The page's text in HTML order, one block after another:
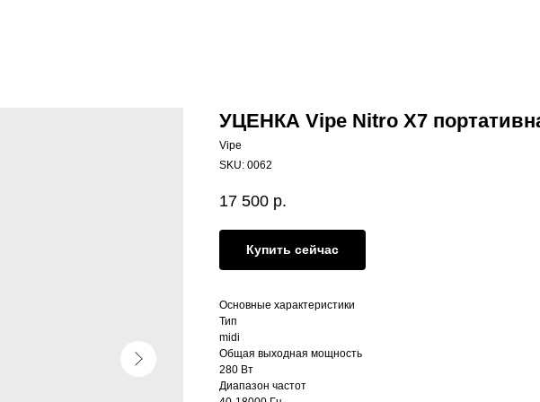
УЦЕНКА Vipe Nitro X7
Vipe
SKU: 0062
17 500 р.
Купить сейчас
Основные характеристики
Тип
midi
Общая выходная мощность
280 Вт
Диапазон частот